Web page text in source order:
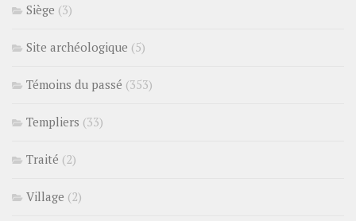
Siège (3)
Site archéologique (5)
Témoins du passé (353)
Templiers (33)
Traité (2)
Village (2)